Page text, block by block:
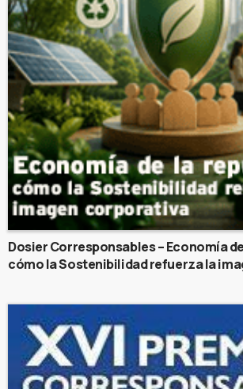
Dosier Corresponsables – Economía
cómo la Sostenibilidad refuerza la